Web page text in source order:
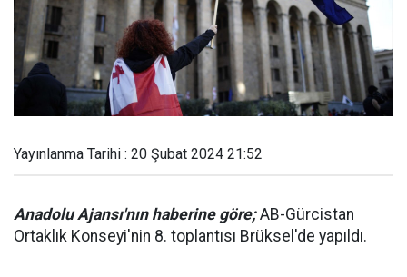
Yayınlanma Tarihi : 20 Şubat 2024 21:52
Anadolu Ajansı'nın haberine göre;AB-Gürcistan
Ortaklık Konseyi'nin 8. toplantısı Brüksel'de yapıldı.